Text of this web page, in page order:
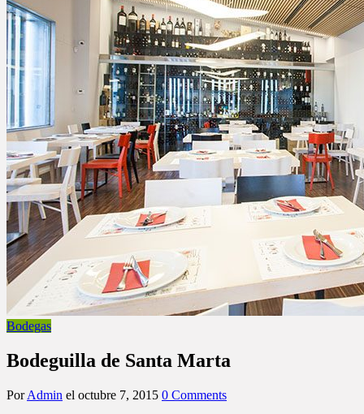
Bodegas
Bodeguilla de Santa Marta
PorAdmin el octubre 7, 2015 0 Comments